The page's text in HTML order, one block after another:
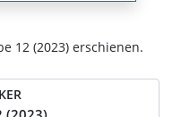
12 (2023) erschienen.